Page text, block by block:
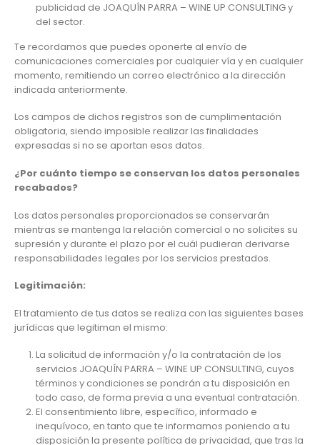
publicidad de JOAQUÍN PARRA – WINE UP CONSULTING y
del sector.
Te recordamos que puedes oponerte al envío de
comunicaciones comerciales por cualquier vía y en cualquier
momento, remitiendo un correo electrónico a la dirección
indicada anteriormente.
Los campos de dichos registros son de cumplimentación
obligatoria, siendo imposible realizar las finalidades
expresadas si no se aportan esos datos.
¿Por cuánto tiempo se conservan los datos personales
recabados?
Los datos personales proporcionados se conservarán
mientras se mantenga la relación comercial o no solicites su
supresión y durante el plazo por el cuál pudieran derivarse
responsabilidades legales por los servicios prestados.
Legitimación:
El tratamiento de tus datos se realiza con las siguientes bases
jurídicas que legitiman el mismo:
La solicitud de información y/o la contratación de los
servicios JOAQUÍN PARRA – WINE UP CONSULTING, cuyos
términos y condiciones se pondrán a tu disposición en
todo caso, de forma previa a una eventual contratación.
El consentimiento libre, específico, informado e
inequívoco, en tanto que te informamos poniendo a tu
disposición la presente política de privacidad, que tras la